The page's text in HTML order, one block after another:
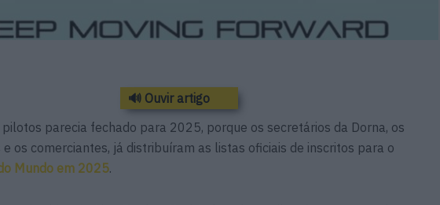
🔊 Ouvir artigo
pilotos parecia fechado para 2025, porque os secretários da Dorna, os
e os comerciantes, já distribuíram as listas oficiais de inscritos para o
Mundo em 2025.